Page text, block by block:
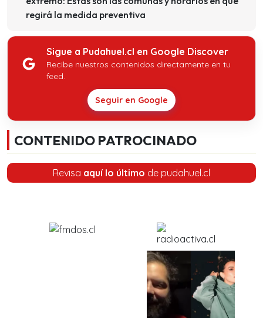
regirá la medida preventiva
Sigue a Pudahuel.cl en Google Discover
Recibe nuestros contenidos directamente en tu
feed.
Seguir en Google
CONTENIDO PATROCINADO
Revisa aquí lo último de pudahuel.cl